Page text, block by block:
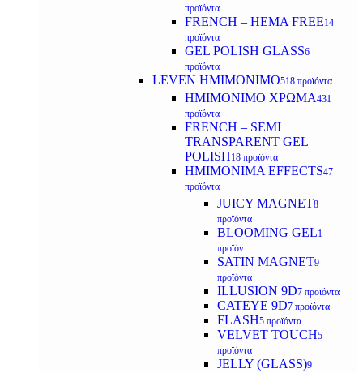
προϊόντα
FRENCH – HEMA FREE14
προϊόντα
GEL POLISH GLASS6
προϊόντα
LEVEN ΗΜΙΜΟΝΙΜΟ518 προϊόντα
ΗΜΙΜΟΝΙΜΟ ΧΡΩΜΑ431
προϊόντα
FRENCH – SEMI
TRANSPARENT GEL
POLISH18 προϊόντα
HMIMONIMA EFFECTS47
προϊόντα
JUICY MAGNET8
προϊόντα
BLOOMING GEL1
προϊόν
SATIN MAGNET9
προϊόντα
ILLUSION 9D7 προϊόντα
CATEYE 9D7 προϊόντα
FLASH5 προϊόντα
VELVET TOUCH5
προϊόντα
JELLY (GLASS)9